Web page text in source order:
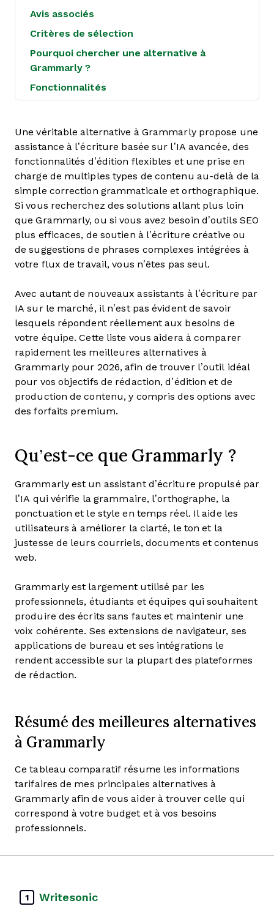
Avis associés
Critères de sélection
Pourquoi chercher une alternative à
Grammarly ?
Fonctionnalités
Une véritable alternative à Grammarly propose une
assistance à l’écriture basée sur l’IA avancée, des
fonctionnalités d’édition flexibles et une prise en
charge de multiples types de contenu au-delà de la
simple correction grammaticale et orthographique.
Si vous recherchez des solutions allant plus loin
que Grammarly, ou si vous avez besoin d’outils SEO
plus efficaces, de soutien à l’écriture créative ou
de suggestions de phrases complexes intégrées à
votre flux de travail, vous n’êtes pas seul.
Avec autant de nouveaux assistants à l’écriture par
IA sur le marché, il n’est pas évident de savoir
lesquels répondent réellement aux besoins de
votre équipe. Cette liste vous aidera à comparer
rapidement les meilleures alternatives à
Grammarly pour 2026, afin de trouver l’outil idéal
pour vos objectifs de rédaction, d’édition et de
production de contenu, y compris des options avec
des forfaits premium.
Qu’est-ce que Grammarly ?
Grammarly est un assistant d’écriture propulsé par
l’IA qui vérifie la grammaire, l’orthographe, la
ponctuation et le style en temps réel. Il aide les
utilisateurs à améliorer la clarté, le ton et la
justesse de leurs courriels, documents et contenus
web.
Grammarly est largement utilisé par les
professionnels, étudiants et équipes qui souhaitent
produire des écrits sans fautes et maintenir une
voix cohérente. Ses extensions de navigateur, ses
applications de bureau et ses intégrations le
rendent accessible sur la plupart des plateformes
de rédaction.
Résumé des meilleures alternatives
à Grammarly
Ce tableau comparatif résume les informations
tarifaires de mes principales alternatives à
Grammarly afin de vous aider à trouver celle qui
correspond à votre budget et à vos besoins
professionnels.
1 Writesonic